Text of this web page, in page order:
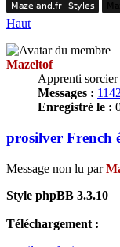
Mazeland.fr
Mazeland.fr Styles
Styles
Haut
Mazeltof
Apprenti sorcier
Messages :
Enregistré le :
prosilver French
Message non lu par
Style phpBB 3.3.10
Téléchargement :